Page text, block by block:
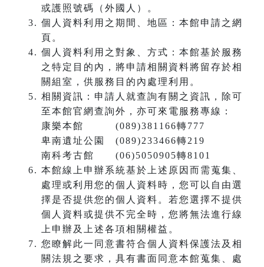
或護照號碼（外國人）。
個人資料利用之期間、地區：本館申請之網
頁。
個人資料利用之對象、方式：本館基於服務
之特定目的內，將申請相關資料將留存於相
關組室，供服務目的內處理利用。
相關資訊：申請人就查詢有關之資訊，除可
至本館官網查詢外，亦可來電服務專線：
康樂本館 (089)381166轉777
卑南遺址公園 (089)233466轉219
南科考古館 (06)5050905轉8101
本館線上申辦系統基於上述原因而需蒐集、
處理或利用您的個人資料時，您可以自由選
擇是否提供您的個人資料。若您選擇不提供
個人資料或提供不完全時，您將無法進行線
上申辦及上述各項相關權益。
您瞭解此一同意書符合個人資料保護法及相
關法規之要求，具有書面同意本館蒐集、處